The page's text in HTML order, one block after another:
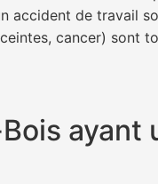
accident de travail
cancer) sont
ayant